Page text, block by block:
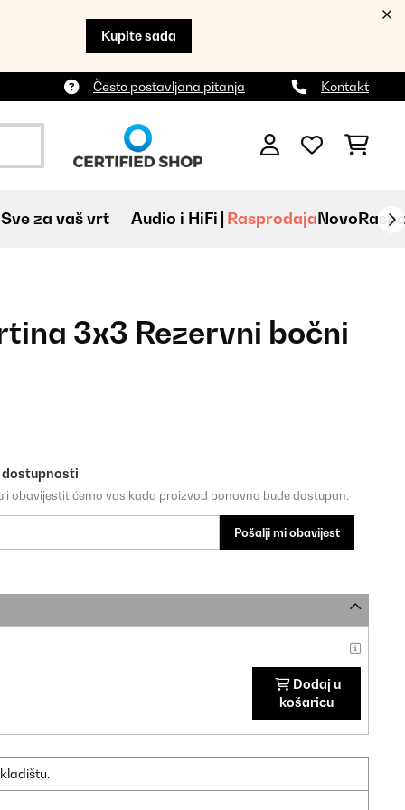
Kupite sada
Često postavljana pitanja Kontakt
Sve za vaš vrt Audio i HiFi RasprodajaNovo
3x3 Rezervni bočni
i obavijestit ćemo vas kada proizvod ponovno bude dostupan.
Pošalji mi obavijest
Dodaj u
košaricu